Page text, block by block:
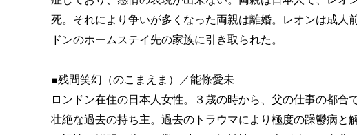
死。それにより争いが多くなった両親は離婚。レオンは成人
ドンのホームステイ先の家族に引き取られた。
■残間笑幻（のこまえま）／能條愛未
ロンドン在住の日本人女性。３歳の時から、父の仕事の都
壮絶な過去の持ち主。過去のトラウマにより極度の躁鬱病と